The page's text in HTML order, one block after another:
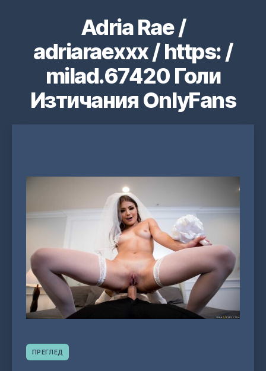
Adria Rae /
adriaraexxx / https: /
milad.67420 Голи
Изтичания OnlyFans
ПРЕГЛЕД